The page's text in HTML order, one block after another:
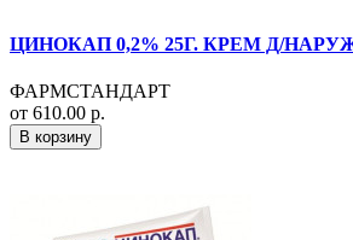
ЦИНОКАП 0,2% 25Г. КРЕМ Д/
ФАРМСТАНДАРТ
от 610.00 р.
В корзину